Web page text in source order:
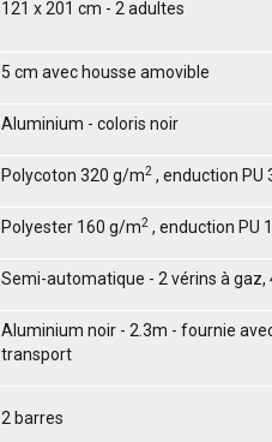
121 x 201 cm - 2 adultes
5 cm avec housse amovible
Aluminium - coloris noir
Polycoton 320 g/m2 , enduction PU
Polyester 160 g/m2 , enduction PU
Semi-automatique - 2 vérins à gaz,
Aluminium noir - 2.3m - fournie
transport
2 barres